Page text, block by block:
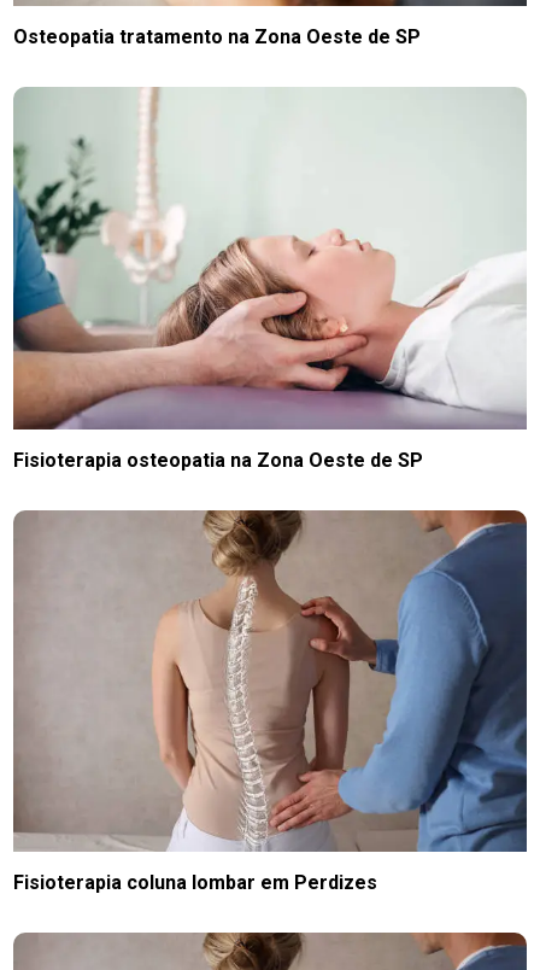
Osteopatia tratamento na Zona Oeste de SP
Fisioterapia osteopatia na Zona Oeste de SP
Fisioterapia coluna lombar em Perdizes